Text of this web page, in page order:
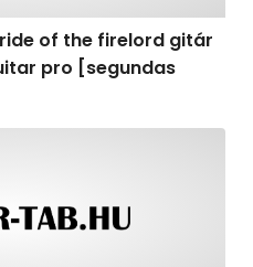
of the firelord gitár
pro [segundas